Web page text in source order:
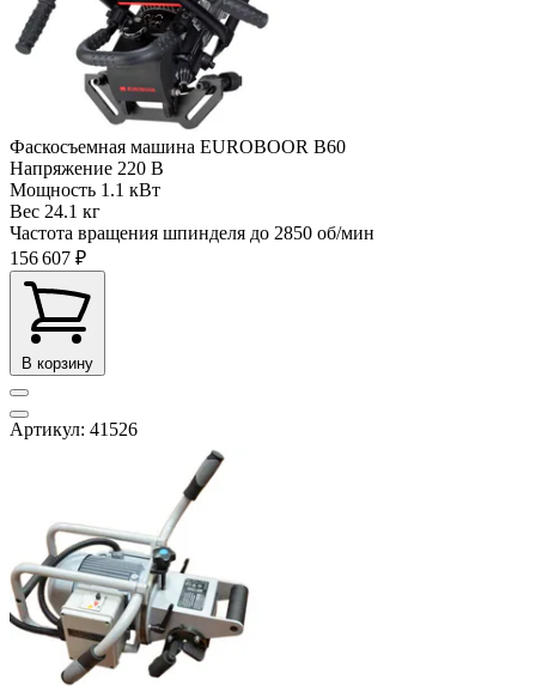
Фаскосъемная машина EUROBOOR B60
Напряжение 220 В
Мощность 1.1 кВт
Вес 24.1 кг
Частота вращения шпинделя до 2850 об/мин
156 607 ₽
В корзину
Артикул: 41526